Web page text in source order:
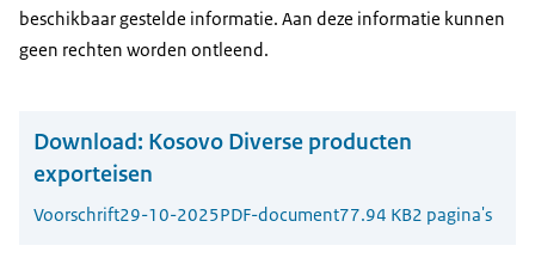
beschikbaar gestelde informatie. Aan deze informatie kunnen
geen rechten worden ontleend.
Download: Kosovo Diverse producten
exporteisen
Voorschrift29-10-2025PDF-document77.94 KB2 pagina's